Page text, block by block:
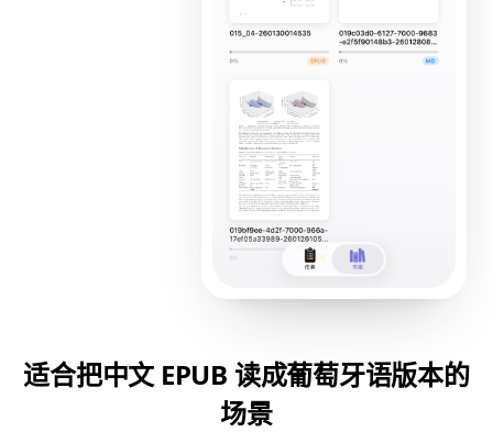
适合把中文 EPUB 读成葡萄牙语版本的
场景